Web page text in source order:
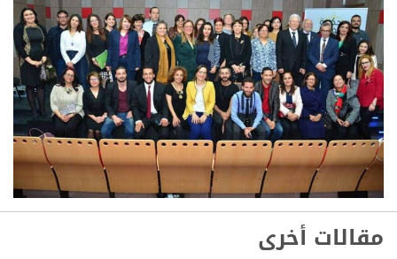
مقالات أخرى